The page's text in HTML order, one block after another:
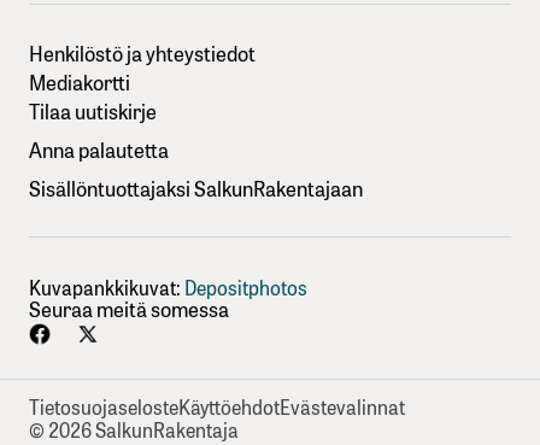
Henkilöstö ja yhteystiedot
Mediakortti
Tilaa uutiskirje
Anna palautetta
Sisällöntuottajaksi SalkunRakentajaan
Kuvapankkikuvat: Depositphotos
Seuraa meitä somessa
TietosuojaselosteKäyttöehdotEvästevalinnat
© 2026 SalkunRakentaja